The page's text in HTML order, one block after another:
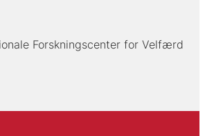
Forskningscenter for Velfærd